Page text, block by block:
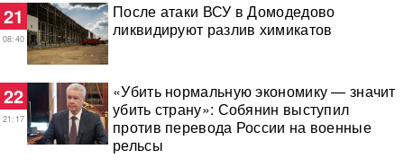
21
08:40
После атаки ВСУ в Домодедово
ликвидируют разлив химикатов
22
21:17
«Убить нормальную экономику — значит
убить страну»: Собянин выступил
против перевода России на военные
рельсы